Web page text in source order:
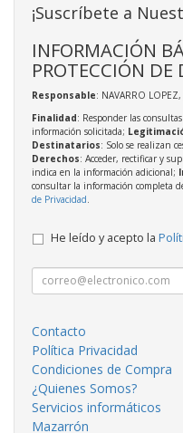
¡Suscríbete a
INFORMACIÓN
PROTECCIÓN DE
Responsable: NAVARRO
Finalidad: Responder las
información solicitada;
Destinatarios: Solo se realizan
Derechos: Acceder, rectificar y
indica en la información adicional;
consultar la información completa
de Privacidad
He leído y acepto la
Contacto
Política Privacidad
Condiciones de Compra
¿Quienes Somos?
Servicios informáticos
Mazarrón